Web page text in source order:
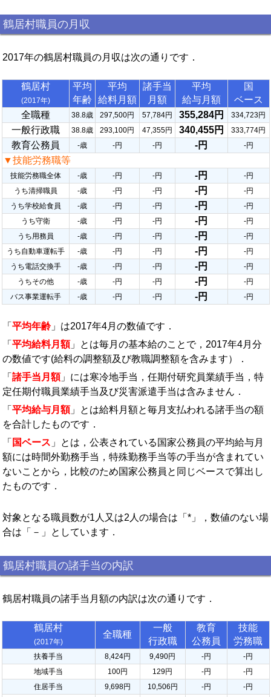
鶴居村職員の月収
2017年の鶴居村職員の月収は次の通りです．
鶴居村
(2017年)
平均
年齢
平均
給料月額
諸手当
月額
平均
給与月額
国
ベース
全職種
38.8歳 297,500円 57,784円 355,284円 334,723円
一般行政職 38.8歳 293,100円 47,355円 340,455円 333,774円
教育公務員 -歳 -円 -円 -円 -円
▼技能労務職等
技能労務職全体 -歳 -円 -円 -円
-円
うち清掃職員
-歳 -円 -円 -円
-円
うち学校給食員
-歳 -円 -円 -円
-円
うち守衛
-歳 -円 -円 -円
-円
うち用務員
-歳 -円 -円 -円
-円
うち自動車運転手
-歳 -円 -円 -円
-円
うち電話交換手
-歳 -円 -円 -円
-円
うちその他
-歳 -円 -円 -円
-円
バス事業運転手
-歳 -円 -円 -円 -円
「 平均年齢 」は2017年4月の数値です．
「 平均給料月額」とは毎月の基本給のことで，2017年4月分
の数値です(給料の調整額及び教職調整額を含みます）．
「 諸手当月額」には寒冷地手当，任期付研究員業績手当，特
定任期付職員業績手当及び災害派遣手当は含みません．
「 平均給与月額」とは給料月額と毎月支払われる諸手当の額
を合計したものです．
「 国ベース 」とは，公表されている国家公務員の平均給与月
額には時間外勤務手当，特殊勤務手当等の手当が含まれてい
ないことから，比較のため国家公務員と同じベースで算出し
たものです．
対象となる職員数が1人又は2人の場合は「*」，数値のない場
合は「－」としています．
鶴居村職員の諸手当の内訳
鶴居村職員の諸手当月額の内訳は次の通りです．
鶴居村
(2017年)
全職種
一般
行政職
教育
公務員
技能
労務職
扶養手当 8,424円 9,490円 -円
-円
地域手当
100円 129円 -円
-円
住居手当
9,698円 10,506円 -円
-円